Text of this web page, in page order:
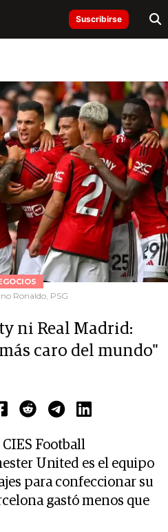
Suscribirse
Ronaldo, PSG
ni Real Madrid:
caro del mundo"
Football
United es el equipo
para confeccionar su
gastó menos que